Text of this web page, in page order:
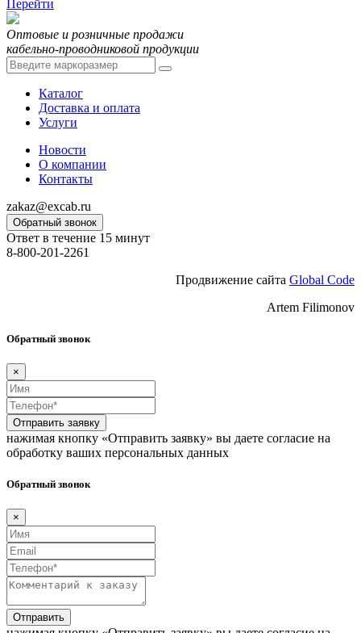
Перейти
Оптовые и розничные продажи
кабельно-проводниковой продукции
Каталог
Доставка и оплата
Услуги
Новости
О компании
Контакты
zakaz@excab.ru
Обратный звонок
Ответ в течение 15 минут
8-800-201-2261
Продвижение сайта Global Code
Artem Filimonov
Обратный звонок
×
Отправить заявку
нажимая кнопку «Отправить заявку» вы даете согласие на
обработку ваших персональных данных
Обратный звонок
×
Отправить